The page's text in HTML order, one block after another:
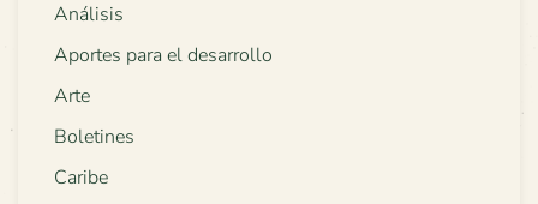
Análisis
Aportes para el desarrollo
Arte
Boletines
Caribe